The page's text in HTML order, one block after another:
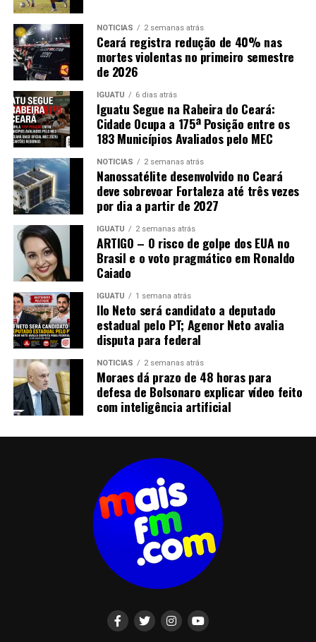
NOTICIAS 2 semanas atrás
Ceará registra redução de 40% nas
mortes violentas no primeiro semestre
de 2026
IGUATU 6 dias atrás
Iguatu Segue na Rabeira do Ceará:
Cidade Ocupa a 175ª Posição entre os
183 Municípios Avaliados pelo MEC
NOTICIAS 2 semanas atrás
Nanossatélite desenvolvido no Ceará
deve sobrevoar Fortaleza até três vezes
por dia a partir de 2027
IGUATU 2 semanas atrás
ARTIGO – O risco de golpe dos EUA no
Brasil e o voto pragmático em Ronaldo
Caiado
IGUATU 1 semana atrás
Ilo Neto será candidato a deputado
estadual pelo PT; Agenor Neto avalia
disputa para federal
NOTICIAS 2 semanas atrás
Moraes dá prazo de 48 horas para
defesa de Bolsonaro explicar vídeo feito
com inteligência artificial